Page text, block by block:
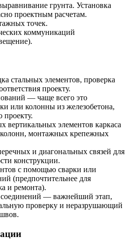
грунта. Установка
проектным расчетам.
точек.
коммуникаций
стальных элементов, проверка
проекту.
— чаще всего это
или колонны из железобетона,
проекту.
вертикальных элементов каркаса
монтажных крепежных
и диагональных связей для
конструкции.
с помощью сварки или
(предпочтительнее для
и ремонта).
соединений — важнейший этап,
проверку и неразрушающий